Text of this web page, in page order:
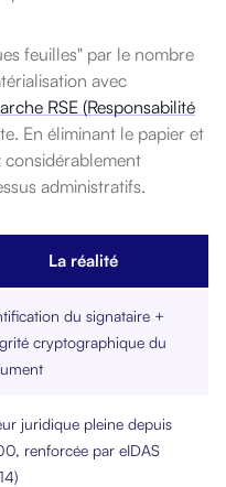
feuilles" par le nombre
avec
RSE (Responsabilité
En éliminant le papier et
administratifs.
La réalité
du signataire +
cryptographique du
juridique pleine depuis
renforcée par eIDAS